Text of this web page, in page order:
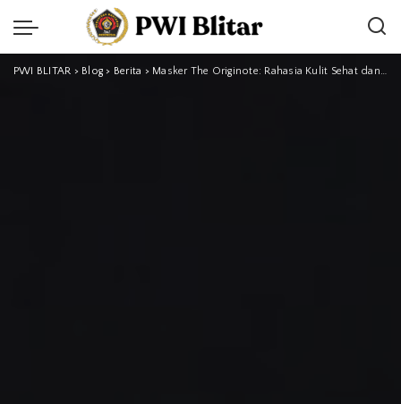
PWI BLITAR > Blog > Berita > Masker The Originote: Rahasia Kulit Sehat dan Glowing Alami